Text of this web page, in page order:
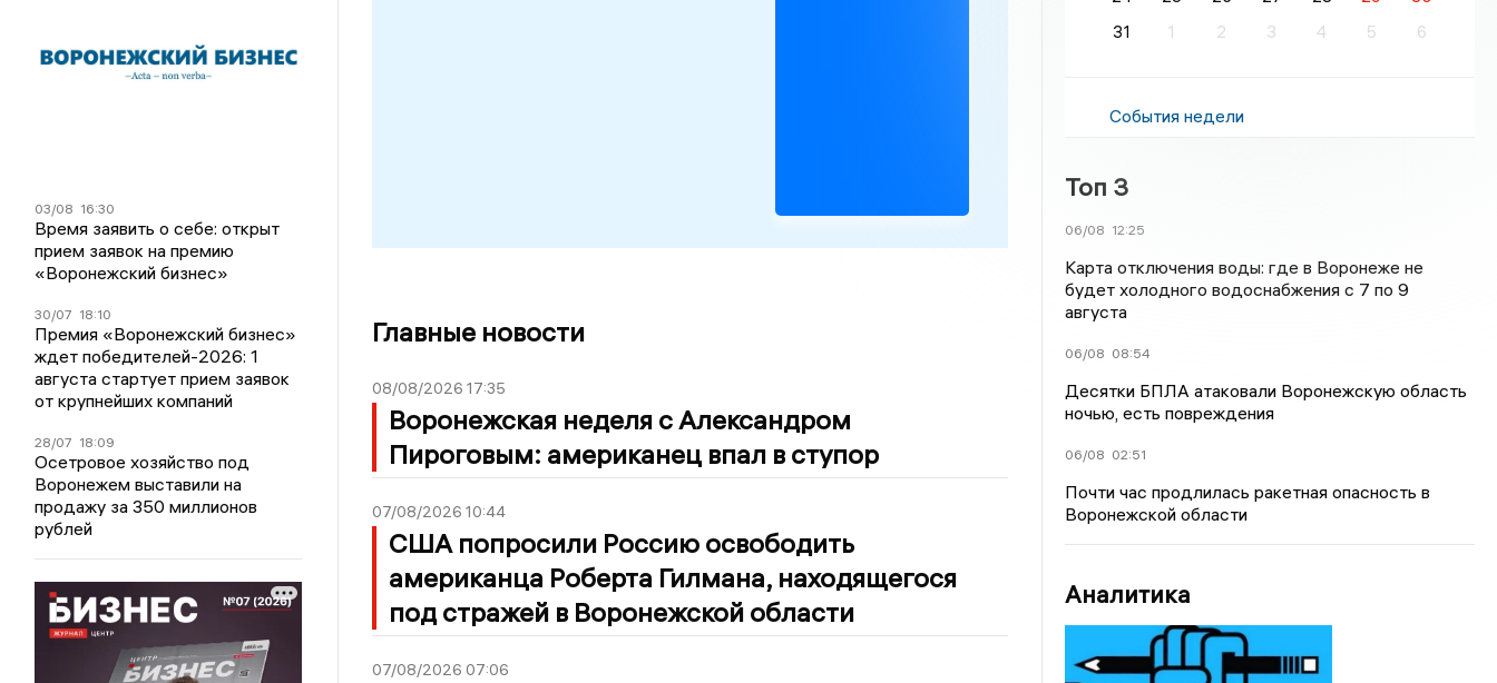
03/08 16:30
Время заявить о себе: открыт
прием заявок на премию
«Воронежский бизнес»
30/07 18:10
Премия «Воронежский бизнес»
ждет победителей-2026: 1
августа стартует прием заявок
от крупнейших компаний
28/07 18:09
Осетровое хозяйство под
Воронежем выставили на
продажу за 350 миллионов
рублей
Главные новости
08/08/2026 17:35
Воронежская неделя с Александром
Пироговым: американец впал в ступор
07/08/2026 10:44
США попросили Россию освободить
американца Роберта Гилмана, находящегося
под стражей в Воронежской области
07/08/2026 07:06
31
1 2 3 4 5 6
События недели
Топ 3
06/08 12:25
Карта отключения воды: где в Воронеже не
будет холодного водоснабжения с 7 по 9
августа
06/08 08:54
Десятки БПЛА атаковали Воронежскую область
ночью, есть повреждения
06/08 02:51
Почти час продлилась ракетная опасность в
Воронежской области
Аналитика